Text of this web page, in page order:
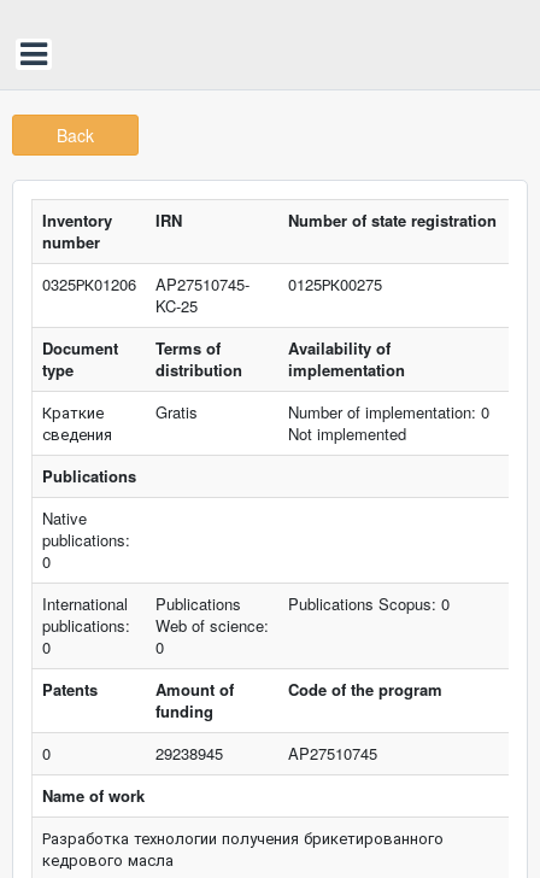
Back
Inventory
number
IRN Number of state registration
0325РК01206
AP27510745-
KC-25
0125РК00275
Document
type
Terms of
distribution
Availability of
implementation
Краткие
сведения
Gratis
Number of implementation: 0
Not implemented
Publications
Native
publications:
0
International
publications:
0
Publications
Web of science:
0
Publications Scopus: 0
Patents
Amount of
funding
Code of the program
0 29238945
AP27510745
Name of work
Разработка технологии получения брикетированного
кедрового масла